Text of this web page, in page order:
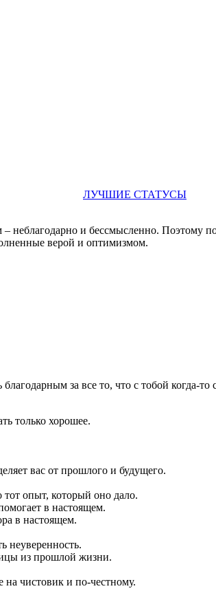
ЛУЧШИЕ СТАТУСЫ
неблагодарно и бессмысленно.
верой и оптимизмом.
за все то, что с тобой когда-
только хорошее.
вас от прошлого и будущего.
тот опыт, который оно дало.
в настоящем.
в настоящем.
неуверенность.
из прошлой жизни.
чистовик и по-честному.